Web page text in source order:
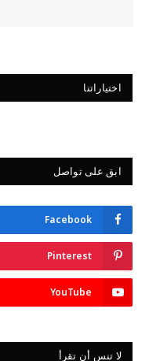
اختياراتنا
ابق على تواصل
Facebook
Pinterest
YouTube
لا تنس أن تقرأ